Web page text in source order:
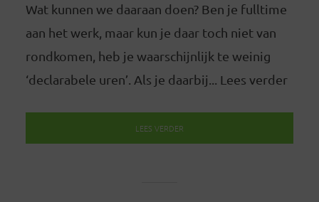
Wat kunnen we daaraan doen? Ben je fulltime
aan het werk, maar kun je daar toch niet van
rondkomen, heb je waarschijnlijk te weinig
‘declarabele uren’. Als je daarbij... Lees verder
LEES VERDER